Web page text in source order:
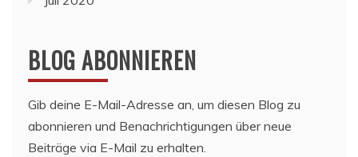
BLOG ABONNIEREN
Gib deine E-Mail-Adresse an, um diesen Blog zu
abonnieren und Benachrichtigungen über neue
Beiträge via E-Mail zu erhalten.